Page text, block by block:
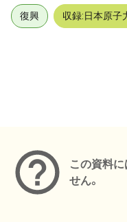
復興 収録:日本原子
この資料
せん。